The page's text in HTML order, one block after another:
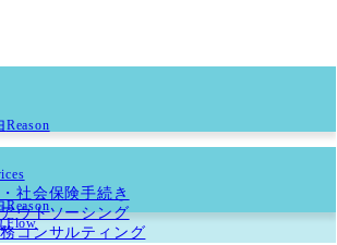
Reason
社会保険手続き
ウトソーシング
コンサルティング
Flow
Reason